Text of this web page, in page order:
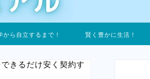
から自立するまで！ 賢く豊かに生活！
きるだけ安く契約す